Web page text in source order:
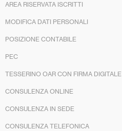
AREA RISERVATA ISCRITTI
MODIFICA DATI PERSONALI
POSIZIONE CONTABILE
PEC
TESSERINO OAR CON FIRMA DIGITALE
CONSULENZA ONLINE
CONSULENZA IN SEDE
CONSULENZA TELEFONICA